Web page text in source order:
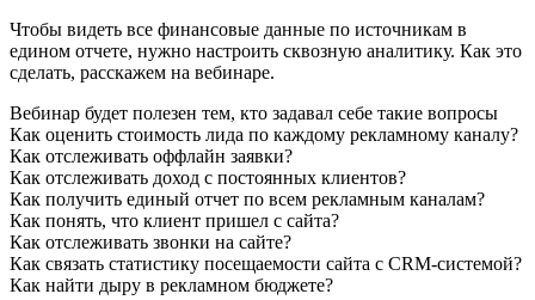
Чтобы видеть все финансовые данные по источникам в
едином отчете, нужно настроить сквозную аналитику. Как это
сделать, расскажем на вебинаре.
Вебинар будет полезен тем, кто задавал себе такие вопросы
Как оценить стоимость лида по каждому рекламному каналу?
Как отслеживать оффлайн заявки?
Как отслеживать доход с постоянных клиентов?
Как получить единый отчет по всем рекламным каналам?
Как понять, что клиент пришел с сайта?
Как отслеживать звонки на сайте?
Как связать статистику посещаемости сайта с CRM-системой?
Как найти дыру в рекламном бюджете?